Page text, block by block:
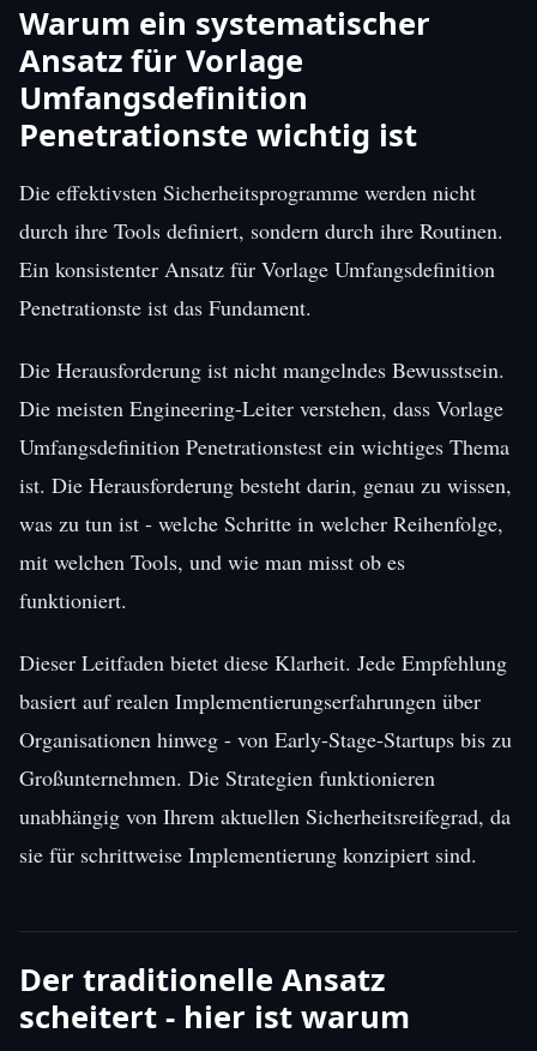
Warum ein systematischer
Ansatz für Vorlage
Umfangsdefinition
Penetrationste wichtig ist
Die effektivsten Sicherheitsprogramme werden nicht
durch ihre Tools definiert, sondern durch ihre Routinen.
Ein konsistenter Ansatz für Vorlage Umfangsdefinition
Penetrationste ist das Fundament.
Die Herausforderung ist nicht mangelndes Bewusstsein.
Die meisten Engineering-Leiter verstehen, dass Vorlage
Umfangsdefinition Penetrationstest ein wichtiges Thema
ist. Die Herausforderung besteht darin, genau zu wissen,
was zu tun ist - welche Schritte in welcher Reihenfolge,
mit welchen Tools, und wie man misst ob es
funktioniert.
Dieser Leitfaden bietet diese Klarheit. Jede Empfehlung
basiert auf realen Implementierungserfahrungen über
Organisationen hinweg - von Early-Stage-Startups bis zu
Großunternehmen. Die Strategien funktionieren
unabhängig von Ihrem aktuellen Sicherheitsreifegrad, da
sie für schrittweise Implementierung konzipiert sind.
Der traditionelle Ansatz
scheitert - hier ist warum